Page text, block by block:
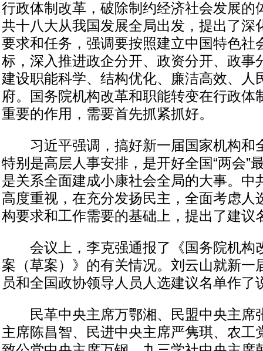
行政体制改革，破除制约经济社会发展的
共十八大从我国发展全局出发，提出了深
要求和任务，强调要按照建立中国特色社
标，深入推进政企分开、政资分开、政事
建设职能科学、结构优化、廉洁高效、人
府。国务院机构改革和职能转变在行政体
重要的作用，需要首先抓紧抓好。
习近平强调，搞好新一届国家机构和
特别是高层人事安排，是开好全国“两会”
是关系全面建成小康社会全局的大事。中
高度重视，在充分发扬民主，全面考虑人
构要求和工作需要的基础上，提出了建议
会议上，李克强通报了《国务院机构
案（草案）》的有关情况。刘云山就新一
员和全国政协领导人员人选建议名单作了
民革中央主席万鄂湘、民盟中央主席
主席陈昌智、民进中央主席严隽琪、农工